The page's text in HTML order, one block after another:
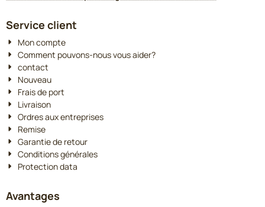
Service client
Mon compte
Comment pouvons-nous vous aider?
contact
Nouveau
Frais de port
Livraison
Ordres aux entreprises
Remise
Garantie de retour
Conditions générales
Protection data
Avantages